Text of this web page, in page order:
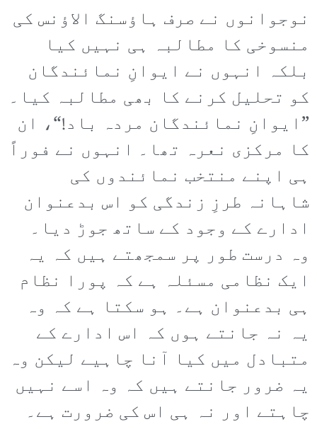
نوجوانوں نے صرف ہاؤسنگ الاؤنس کی
منسوخی کا مطالبہ ہی نہیں کیا
بلکہ انہوں نے ایوانِ نمائندگان
کو تحلیل کرنے کا بھی مطالبہ کیا۔
”ایوانِ نمائندگان مردہ باد!“، ان
کا مرکزی نعرہ تھا۔ انہوں نے فوراً
ہی اپنے منتخب نمائندوں کی
شاہانہ طرزِ زندگی کو اس بدعنوان
ادارے کے وجود کے ساتھ جوڑ دیا۔
وہ درست طور پر سمجھتے ہیں کہ یہ
ایک نظامی مسئلہ ہے کہ پورا نظام
ہی بدعنوان ہے۔ ہو سکتا ہے کہ وہ
یہ نہ جانتے ہوں کہ اس ادارے کے
متبادل میں کیا آنا چاہیے لیکن وہ
یہ ضرور جانتے ہیں کہ وہ اسے نہیں
چاہتے اور نہ ہی اس کی ضرورت ہے۔